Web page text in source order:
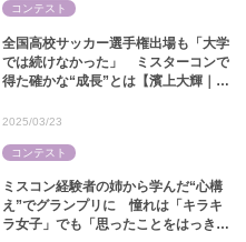
全国高校サッカー選手権出場も「大学
では続けなかった」 ミスターコンで
得た確かな“成長”とは【濱上大輝｜ミ
コンテスト
ミスコン経験者の姉から学んだ“心構
え”でグランプリに 憧れは「キラキ
ラ女子」でも「思ったことをはっきり
2025/03/23
コンテスト